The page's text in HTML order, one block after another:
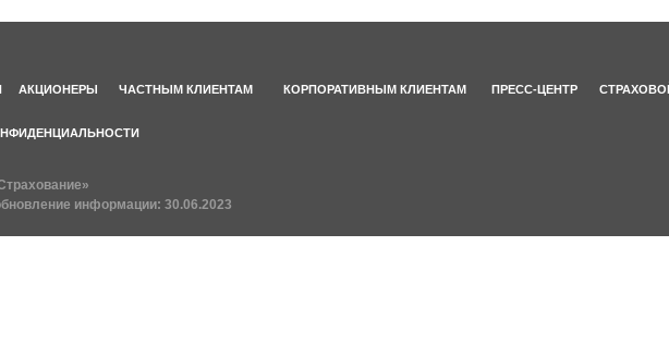
АКЦИОНЕРЫ ЧАСТНЫМ КЛИЕНТАМ КОРПОРАТИВНЫМ КЛИЕНТАМ ПРЕСС-ЦЕНТР
информации: 30.06.2023